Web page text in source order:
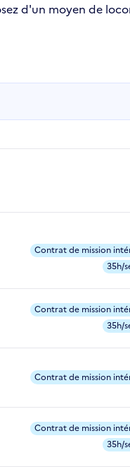
d'un moyen de
Contrat de mission
35h/
Contrat de mission
35h/
Contrat de mission
Contrat de mission
35h/